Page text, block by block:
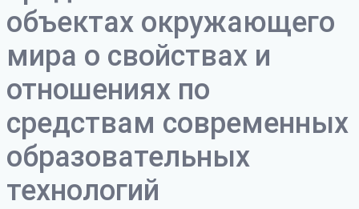
объектах окружающего
мира о свойствах и
отношениях по
средствам современных
образовательных
технологий